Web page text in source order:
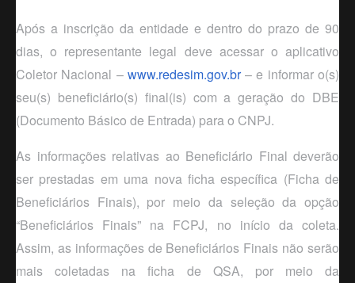
Após a inscrição da entidade e dentro do prazo de 90
dias, o representante legal deve acessar o aplicativo
Coletor Nacional – www.redesim.gov.br– e informar o(s)
seu(s) beneficiário(s) final(is) com a geração do DBE
(Documento Básico de Entrada) para o CNPJ.
As informações relativas ao Beneficiário Final deverão
ser prestadas em uma nova ficha específica (Ficha de
Beneficiários Finais), por meio da seleção da opção
“Beneficiários Finais” na FCPJ, no início da coleta.
Assim, as informações de Beneficiários Finais não serão
mais coletadas na ficha de QSA, por meio da